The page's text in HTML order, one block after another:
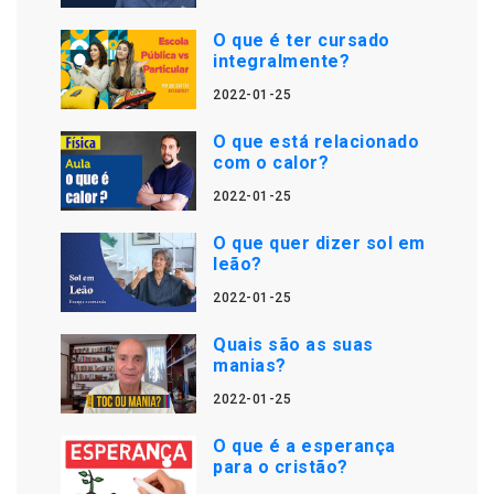
O que é ter cursado
integralmente?
2022-01-25
O que está relacionado
com o calor?
2022-01-25
O que quer dizer sol em
leão?
2022-01-25
Quais são as suas
manias?
2022-01-25
O que é a esperança
para o cristão?